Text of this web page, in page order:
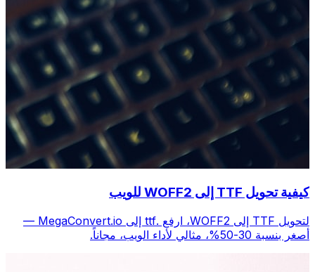
كيفية تحويل TTF إلى WOFF2 للويب
لتحويل TTF إلى WOFF2، ارفع .ttf إلى MegaConvert.io —
أصغر بنسبة 30-50%، مثالي لأداء الويب، مجاناً.